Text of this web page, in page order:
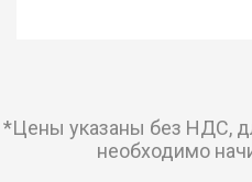
*Цены указаны без НДС,
необходимо